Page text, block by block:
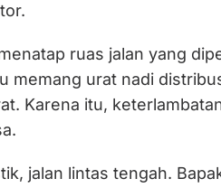
ruas jalan yang
memang urat nadi
Karena itu,
jalan lintas tengah.